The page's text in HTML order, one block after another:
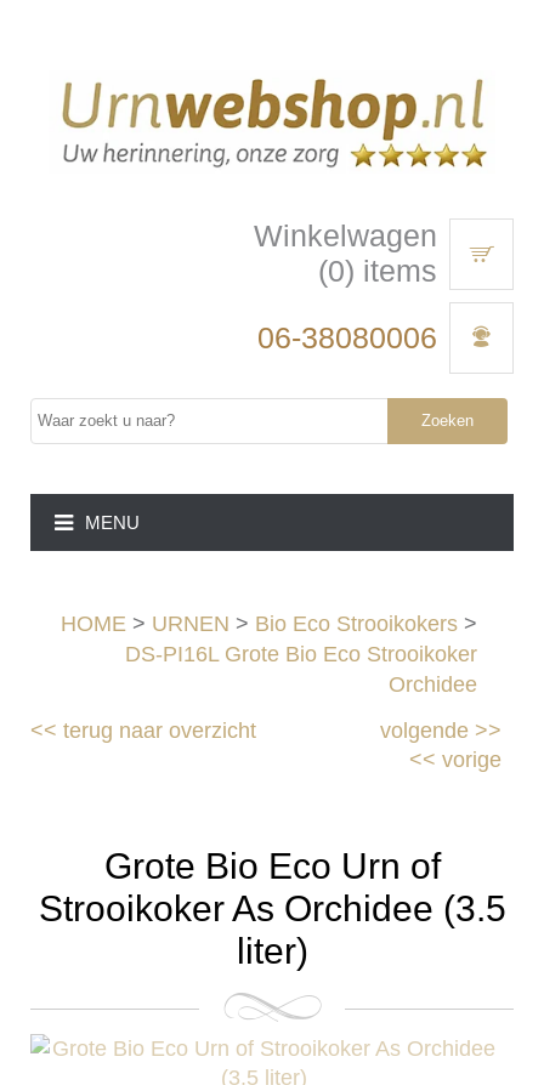
Winkelwagen
(0) items
06-38080006
Zoeken
MENU
HOME > URNEN > Bio Eco Strooikokers>
DS-PI16L Grote Bio Eco Strooikoker
Orchidee
<<terug naar overzicht volgende>>
<< vorige
Grote Bio Eco Urn of
Strooikoker As Orchidee (3.5
liter)